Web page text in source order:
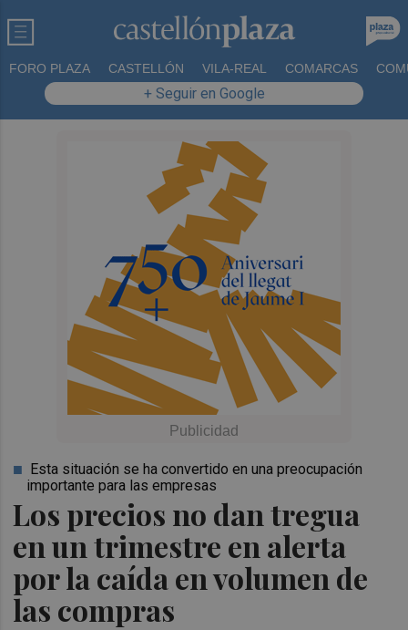
FORO PLAZA CASTELLÓN VILA-REAL COMARCAS
+ Seguir en Google
Los precios no dan tregua
en un trimestre en alerta
por la caída en volumen de
las compras
Esta situación se ha convertido en una preocupación
importante para las empresas